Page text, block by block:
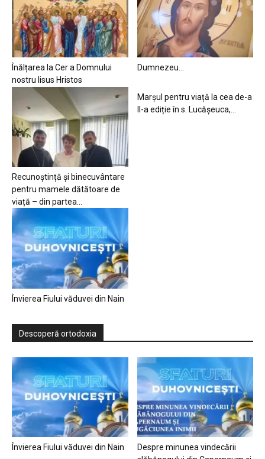
Înălțarea la Cer a Domnului
nostru Iisus Hristos
Dumnezeu…
Recunoștință și binecuvântare
pentru mamele dătătoare de
viață – din partea...
Marșul pentru viață la cea de-a
II-a ediție în s. Lucășeuca,...
Învierea Fiului văduvei din Nain
Descoperă ortodoxia
Învierea Fiului văduvei din Nain
Despre minunea vindecării